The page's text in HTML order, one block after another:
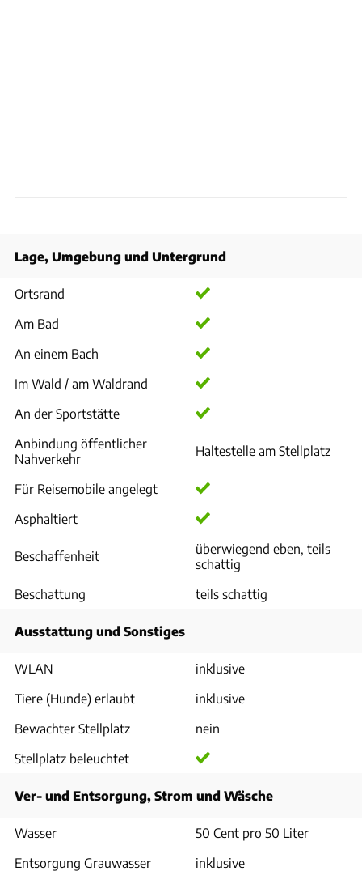
Lage, Umgebung und Untergrund
Ortsrand
Am Bad
An einem Bach
Im Wald / am Waldrand
An der Sportstätte
Anbindung öffentlicher
Nahverkehr
Haltestelle am Stellplatz
Für Reisemobile angelegt
Asphaltiert
Beschaffenheit
überwiegend eben, teils
schattig
Beschattung
teils schattig
Ausstattung und Sonstiges
WLAN
inklusive
Tiere (Hunde) erlaubt
inklusive
Bewachter Stellplatz
nein
Stellplatz beleuchtet
Ver- und Entsorgung, Strom und Wäsche
Wasser
50 Cent pro 50 Liter
Entsorgung Grauwasser
inklusive